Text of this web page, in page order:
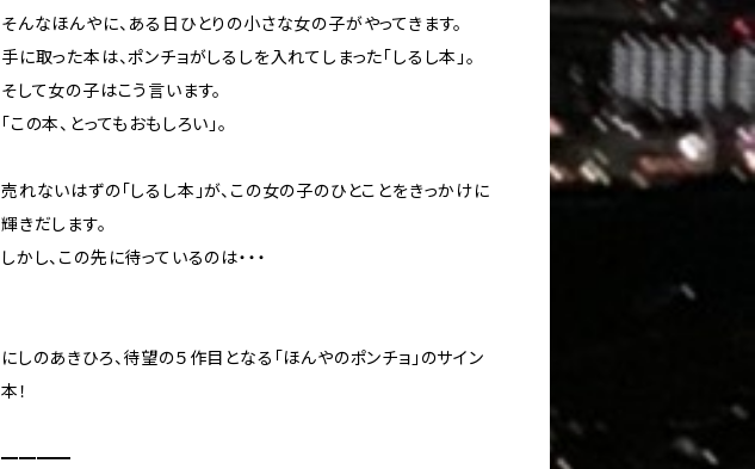
そんなほんやに、ある日ひとりの小さな女の子がやってきます。
手に取った本は、ポンチョがしるしを入れてしまった「しるし本」。
そして女の子はこう言います。
「この本、とってもおもしろい」。
売れないはずの「しるし本」が、この女の子のひとことをきっかけに
輝きだします。
しかし、この先に待っているのは・・・
にしのあきひろ、待望の５作目となる「ほんやのポンチョ」のサイン
本！
━━━━